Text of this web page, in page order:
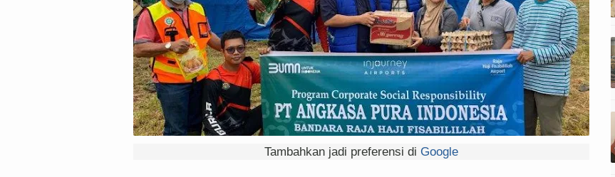
Tambahkan jadi preferensi di Google